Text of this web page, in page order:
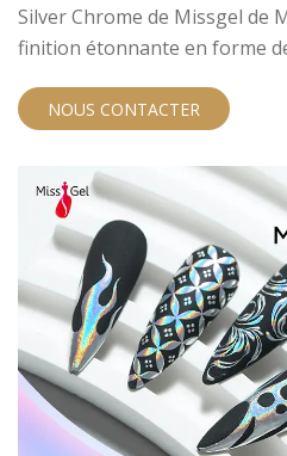
Silver Chrome de Missgel de
finition étonnante en forme
supérieur. Conçu pour les
sensibilité réduite et un look
surpasse les vernis à ongles
NOUS CONTACTER